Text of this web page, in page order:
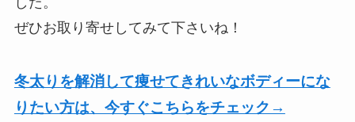
ぜひお取り寄せしてみて下さいね！
冬太りを解消して痩せてきれいなボディーにな
りたい方は、今すぐこちらをチェック→